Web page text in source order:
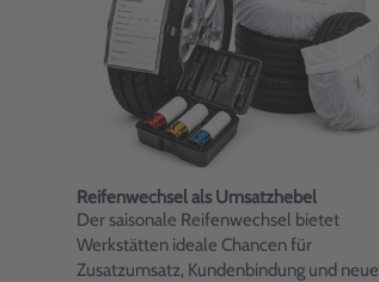
Reifenwechsel als Umsatzhebel
Der saisonale Reifenwechsel bietet
Werkstätten ideale Chancen für
Zusatzumsatz, Kundenbindung und neue